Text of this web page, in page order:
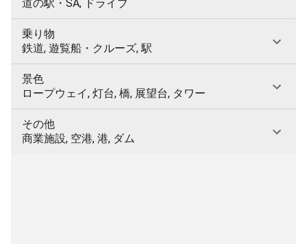
道の駅・SA, ドライブ
乗り物
鉄道, 遊覧船・クルーズ, 駅
景色
ロープウェイ, 灯台, 橋, 展望台, タワー
その他
商業施設, 空港, 港, ダム